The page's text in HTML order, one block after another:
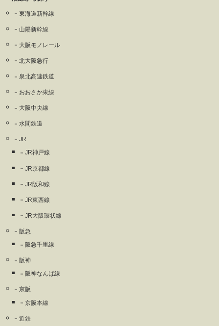
東海道新幹線
山陽新幹線
大阪モノレール
北大阪急行
泉北高速鉄道
おおさか東線
大阪中央線
水間鉄道
JR
JR神戸線
JR京都線
JR阪和線
JR東西線
JR大阪環状線
阪急
阪急千里線
阪神
阪神なんば線
京阪
京阪本線
近鉄